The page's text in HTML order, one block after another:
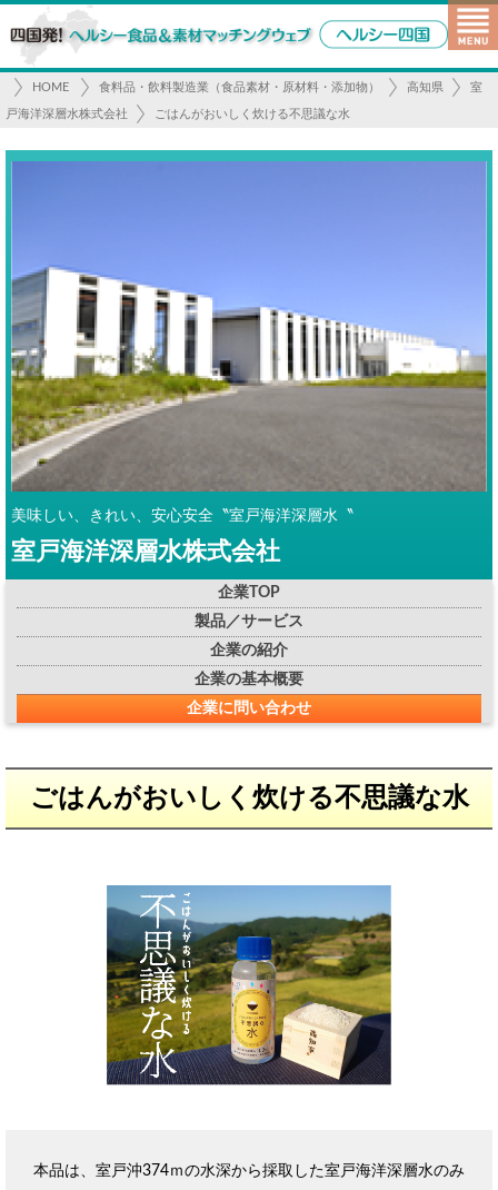
HOME 食料品・飲料製造業（食品素材・原材料・添加物） 高知県 室
戸海洋深層水株式会社 ごはんがおいしく炊ける不思議な水
美味しい、きれい、安心安全〝室戸海洋深層水〝
室戸海洋深層水株式会社
企業TOP
製品／サービス
企業の紹介
企業の基本概要
企業に問い合わせ
ごはんがおいしく炊ける不思議な水
本品は、室戸沖374ｍの水深から採取した室戸海洋深層水のみ